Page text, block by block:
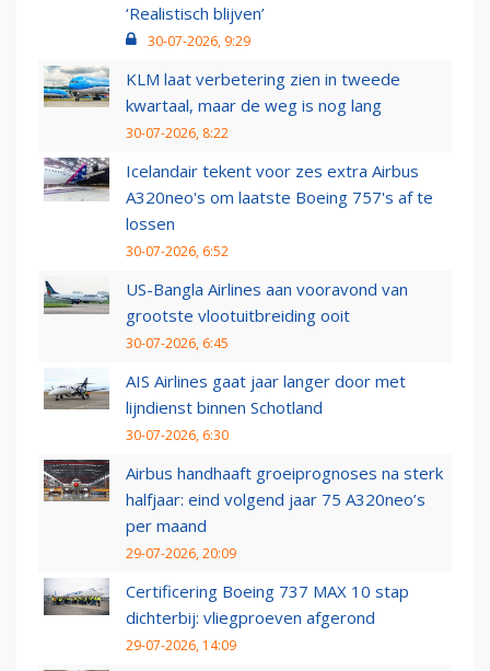
‘Realistisch blijven’
30-07-2026, 9:29
KLM laat verbetering zien in tweede
kwartaal, maar de weg is nog lang
30-07-2026, 8:22
Icelandair tekent voor zes extra Airbus
A320neo's om laatste Boeing 757's af te
lossen
30-07-2026, 6:52
US-Bangla Airlines aan vooravond van
grootste vlootuitbreiding ooit
30-07-2026, 6:45
AIS Airlines gaat jaar langer door met
lijndienst binnen Schotland
30-07-2026, 6:30
Airbus handhaaft groeiprognoses na sterk
halfjaar: eind volgend jaar 75 A320neo’s
per maand
29-07-2026, 20:09
Certificering Boeing 737 MAX 10 stap
dichterbij: vliegproeven afgerond
29-07-2026, 14:09